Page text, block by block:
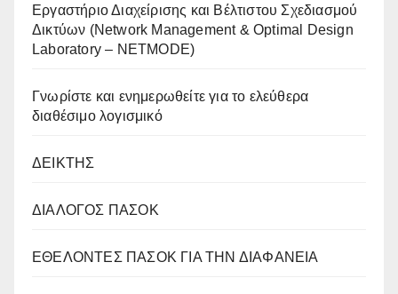
Eργαστήριο Διαχείρισης και Βέλτιστου Σχεδιασμού
Δικτύων (Network Management & Optimal Design
Laboratory – NETMODE)
Γνωρίστε και ενημερωθείτε για το ελεύθερα
διαθέσιμο λογισμικό
ΔΕΙΚΤΗΣ
ΔΙΑΛΟΓΟΣ ΠΑΣΟΚ
ΕΘΕΛΟΝΤΕΣ ΠΑΣΟΚ ΓΙΑ ΤΗΝ ΔΙΑΦΑΝΕΙΑ